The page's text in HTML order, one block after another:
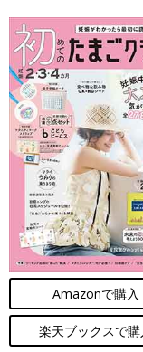
さらにつっこみが止
前の話
おたくマンガ
匠の作品にふ
ったこと【御
子のコマダム
Amazonで購入
楽天ブックスで購